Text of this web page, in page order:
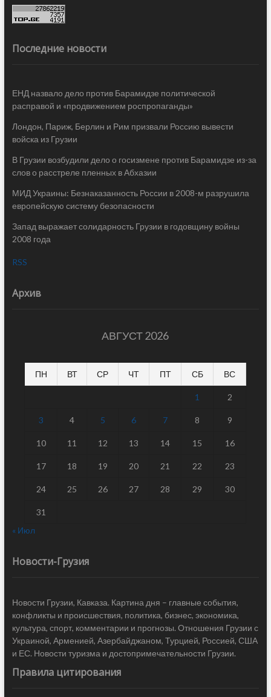
Последние новости
ЕНД назвало дело против Барамидзе политической
расправой и «продвижением роспропаганды»
Лондон, Париж, Берлин и Рим призвали Россию вывести
войска из Грузии
В Грузии возбудили дело о госизмене против Барамидзе из-за
слов о расстреле пленных в Абхазии
МИД Украины: Безнаказанность России в 2008-м разрушила
европейскую систему безопасности
Запад выражает солидарность Грузии в годовщину войны
2008 года
RSS
Архив
АВГУСТ 2026
ПН ВТ СР ЧТ ПТ СБ ВС
1 2
3 4 5 6 7 8 9
10 11 12 13 14 15 16
17 18 19 20 21 22 23
24 25 26 27 28 29 30
31
« Июл
Новости-Грузия
Новости Грузии, Кавказа. Картина дня – главные события,
конфликты и происшествия, политика, бизнес, экономика,
культура, спорт, комментарии и прогнозы. Отношения Грузии с
Украиной, Арменией, Азербайджаном, Турцией, Россией, США
и ЕС. Новости туризма и достопримечательности Грузии.
Правила цитирования